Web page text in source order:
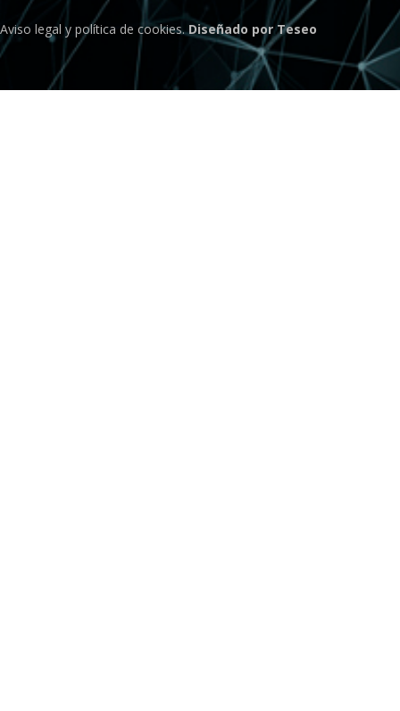
Aviso legal y política de cookies.Diseñado por Teseo